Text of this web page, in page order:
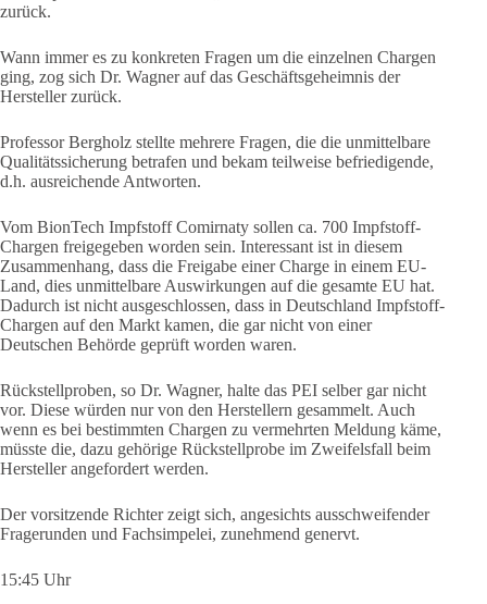
zurück.
Wann immer es zu konkreten Fragen um die einzelnen Chargen
ging, zog sich Dr. Wagner auf das Geschäftsgeheimnis der
Hersteller zurück.
Professor Bergholz stellte mehrere Fragen, die die unmittelbare
Qualitätssicherung betrafen und bekam teilweise befriedigende,
d.h. ausreichende Antworten.
Vom BionTech Impfstoff Comirnaty sollen ca. 700 Impfstoff-
Chargen freigegeben worden sein. Interessant ist in diesem
Zusammenhang, dass die Freigabe einer Charge in einem EU-
Land, dies unmittelbare Auswirkungen auf die gesamte EU hat.
Dadurch ist nicht ausgeschlossen, dass in Deutschland Impfstoff-
Chargen auf den Markt kamen, die gar nicht von einer
Deutschen Behörde geprüft worden waren.
Rückstellproben, so Dr. Wagner, halte das PEI selber gar nicht
vor. Diese würden nur von den Herstellern gesammelt. Auch
wenn es bei bestimmten Chargen zu vermehrten Meldung käme,
müsste die, dazu gehörige Rückstellprobe im Zweifelsfall beim
Hersteller angefordert werden.
Der vorsitzende Richter zeigt sich, angesichts ausschweifender
Fragerunden und Fachsimpelei, zunehmend genervt.
15:45 Uhr